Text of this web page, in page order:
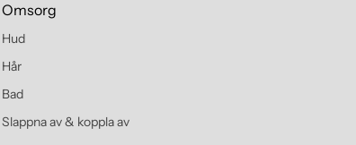
Omsorg
Hud
Hår
Bad
Slappna av & koppla av